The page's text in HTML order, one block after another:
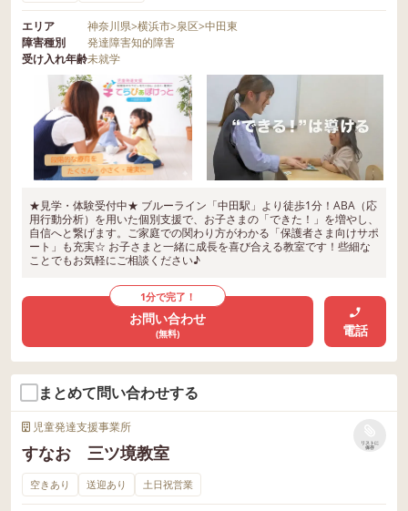
エリア 神奈川県>横浜市>泉区>中田東
障害種別
発達障害知的障害
受け入れ年齢未就学
★見学・体験受付中★ ブルーライン「中田駅」より徒歩1分！ABA（応
用行動分析）を用いた個別支援で、お子さまの「できた！」を増やし、
自信へと繋げます。ご家庭での関わり方がわかる「保護者さま向けサポ
ート」も充実☆ お子さまと一緒に成長を喜び合える教室です！些細な
ことでもお気軽にご相談ください♪
1分で完了！
お問い合わせ
(無料) 電話
まとめて問い合わせする
児童発達支援事業所
すなお 三ツ境教室
リストに
保存
空きあり 送迎あり 土日祝営業